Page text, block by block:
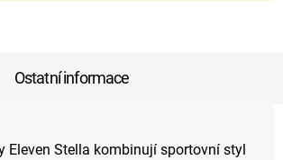
Ostatní informace
Eleven Stella kombinují sportovní styl